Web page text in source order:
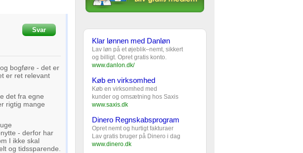
Svar
bogføre - det er
er ret relevant
det fra egne
rigtig mange
- derfor har
I ikke skal
og tidssparende.
Klar lønnen med Danløn
Lav løn på et øjeblik–nemt, sikkert
og billigt. Opret gratis konto.
www.danlon.dk/
Køb en virksomhed
Køb en virksomhed med
kunder og omsætning hos Saxis
www.saxis.dk
Dinero Regnskabsprogram
Opret nemt og hurtigt fakturaer
Lav gratis bruger på Dinero i dag
www.dinero.dk